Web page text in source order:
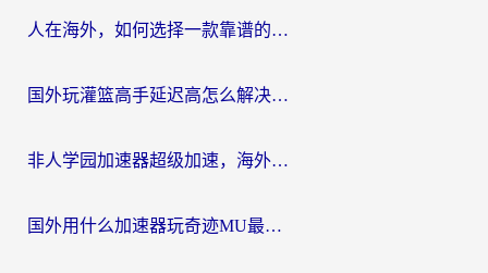
人在海外，如何选择一款靠谱的玩剑灵2加速器？
国外玩灌篮高手延迟高怎么解决？海外玩家国服游戏加速终极指南
非人学园加速器超级加速，海外玩家重返国服的通行证
国外用什么加速器玩奇迹MU最好？2026海外玩家国服游戏加速全攻略